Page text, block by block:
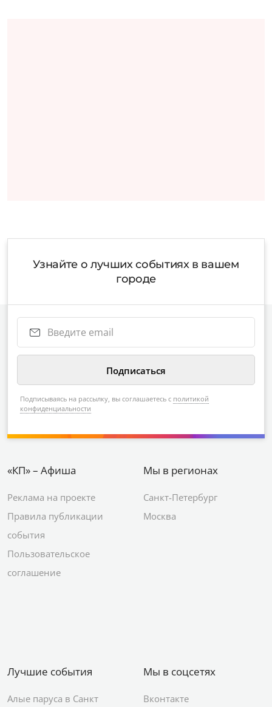
Узнайте о лучших событиях в вашем
городе
Подписываясь на рассылку, вы соглашаетесь с политикой
конфиденциальности
«КП» – Афиша
Реклама на проекте
Правила публикации
события
Пользовательское
соглашение
Мы в регионах
Санкт-Петербург
Москва
Лучшие события
Алые паруса в Санкт
Мы в соцсетях
Вконтакте